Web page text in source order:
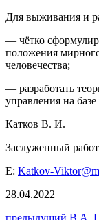
Для выживания и
— чётко
положения
человечества;
— разработать
управления на
Катков В. И.
Заслуженный
E: Katkov-
28.04.2022
предыдущий В.А.